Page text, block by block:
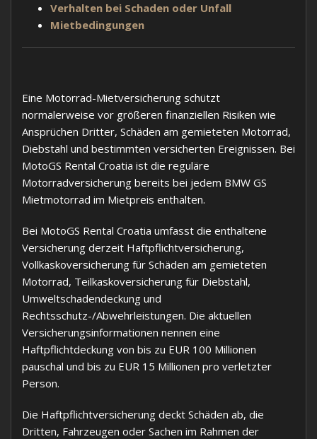
Verhalten bei Schaden oder Unfall
Mietbedingungen
Eine Motorrad-Mietversicherung schützt
normalerweise vor größeren finanziellen Risiken wie
Ansprüchen Dritter, Schäden am gemieteten Motorrad,
Diebstahl und bestimmten versicherten Ereignissen. Bei
MotoGS Rental Croatia ist die reguläre
Motorradversicherung bereits bei jedem BMW GS
Mietmotorrad im Mietpreis enthalten.
Bei MotoGS Rental Croatia umfasst die enthaltene
Versicherung derzeit Haftpflichtversicherung,
Vollkaskoversicherung für Schäden am gemieteten
Motorrad, Teilkaskoversicherung für Diebstahl,
Umweltschadendeckung und
Rechtsschutz-/Abwehrleistungen. Die aktuellen
Versicherungsinformationen nennen eine
Haftpflichtdeckung von bis zu EUR 100 Millionen
pauschal und bis zu EUR 15 Millionen pro verletzter
Person.
Die Haftpflichtversicherung deckt Schäden ab, die
Dritten, Fahrzeugen oder Sachen im Rahmen der